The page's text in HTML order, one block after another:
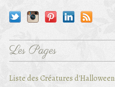
Les Pages
Liste des Créatures d'Halloween